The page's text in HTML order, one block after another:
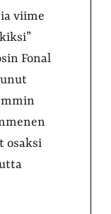
viime
Fonal
osaksi